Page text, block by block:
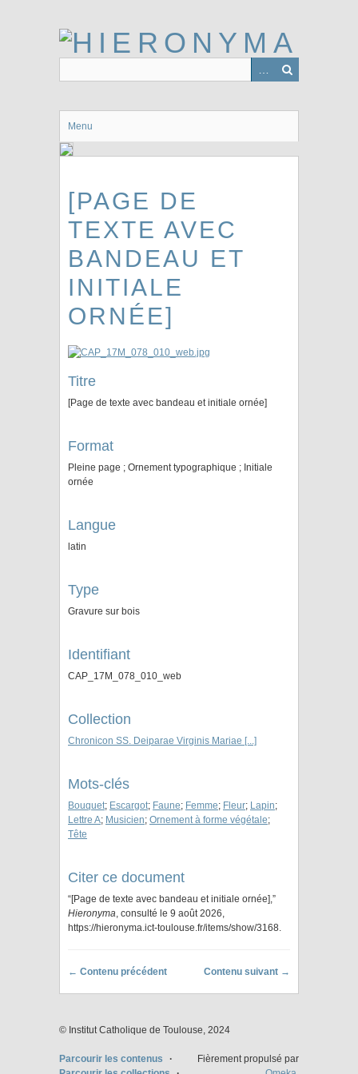
Menu
[PAGE DE
TEXTE AVEC
BANDEAU ET
INITIALE
ORNÉE]
Titre
[Page de texte avec bandeau et initiale ornée]
Format
Pleine page ; Ornement typographique ; Initiale
ornée
Langue
latin
Type
Gravure sur bois
Identifiant
CAP_17M_078_010_web
Collection
Chronicon SS. Deiparae Virginis Mariae [...]
Mots-clés
Bouquet; Escargot; Faune; Femme; Fleur; Lapin;
Lettre A; Musicien; Ornement à forme végétale;
Tête
Citer ce document
“[Page de texte avec bandeau et initiale ornée],”
Hieronyma, consulté le 9 août 2026,
https://hieronyma.ict-toulouse.fr/items/show/3168.
← Contenu précédent Contenu suivant →
© Institut Catholique de Toulouse, 2024
Parcourir les contenus
Fièrement propulsé par